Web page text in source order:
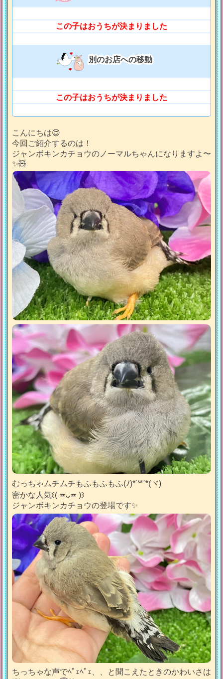
この子はおうちが決まりました
別のお店への移動
この子はおうちが決まりました
こんにちは😊
今回ご紹介するのは！
ジャンボキンカチョウのノーマルちゃんになりますよ〜
✨️🧸
むっちゃムチムチもふもふもふ(ﾉ)*´꒳`*(ヾ)
密かな人気꒰( ≖ᴗ≖ )꒱
ジャンボキンカチョウの登場です✨️
ちっちゃな声でﾍﾟｪﾍﾟｪ、、と聞こえたときのかわいさは